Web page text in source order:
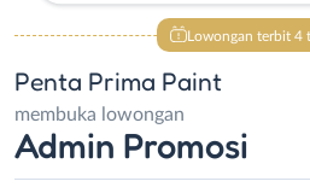
Lowongan terbit 4
Penta Prima Paint
membuka lowongan
Admin Promosi